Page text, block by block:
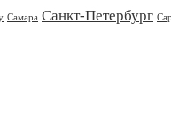
Самара Санкт-Петербург